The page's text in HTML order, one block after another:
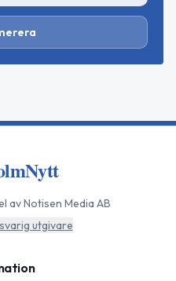
av Notisen Media AB
utgivare